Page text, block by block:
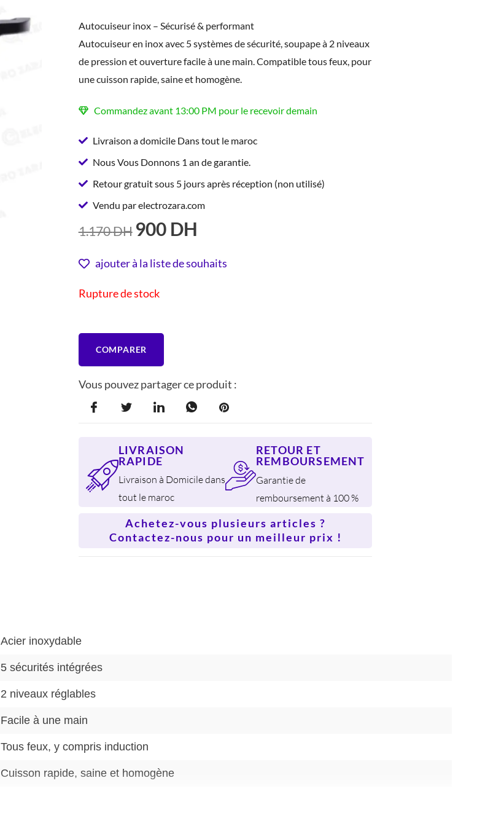
Autocuiseur inox – Sécurisé & performant
Autocuiseur en inox avec 5 systèmes de sécurité, soupape à 2 niveaux
de pression et ouverture facile à une main. Compatible tous feux, pour
une cuisson rapide, saine et homogène.
Commandez avant 13:00 PM pour le recevoir demain
Livraison a domicile Dans tout le maroc
Nous Vous Donnons 1 an de garantie.
Retour gratuit sous 5 jours après réception (non utilisé)
Vendu par electrozara.com
1.170DH LE
INITIAL
1.170 DH.
900 DH
ACTUEL
ajouter à la liste de souhaits
Rupture de stock
COMPARER
Vous pouvez partager ce produit :
LIVRAISON
RAPIDE
Livraison à Domicile dans
tout le maroc
RETOUR ET
REMBOURSEMENT
Garantie de
remboursement à 100 %
Achetez-vous plusieurs articles ?
Contactez-nous pour un meilleur prix !
Acier inoxydable
5 sécurités intégrées
2 niveaux réglables
Facile à une main
Tous feux, y compris induction
Cuisson rapide, saine et homogène